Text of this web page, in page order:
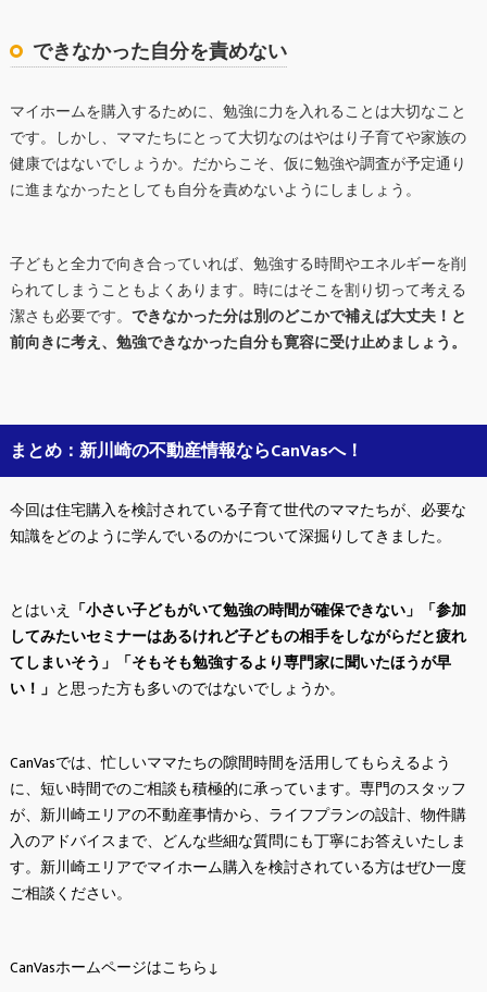
できなかった自分を責めない
マイホームを購入するために、勉強に力を入れることは大切なこと
です。しかし、ママたちにとって大切なのはやはり子育てや家族の
健康ではないでしょうか。だからこそ、仮に勉強や調査が予定通り
に進まなかったとしても自分を責めないようにしましょう。
子どもと全力で向き合っていれば、勉強する時間やエネルギーを削
られてしまうこともよくあります。時にはそこを割り切って考える
潔さも必要です。 できなかった分は別のどこかで補えば大丈夫！と
前向きに考え、勉強できなかった自分も寛容に受け止めましょう。
まとめ：新川崎の不動産情報ならCanVasへ！
今回は住宅購入を検討されている子育て世代のママたちが、必要な
知識をどのように学んでいるのかについて深掘りしてきました。
とはいえ 「小さい子どもがいて勉強の時間が確保できない」「参加
してみたいセミナーはあるけれど子どもの相手をしながらだと疲れ
てしまいそう」「そもそも勉強するより専門家に聞いたほうが早
い！」 と思った方も多いのではないでしょうか。
CanVasでは、忙しいママたちの隙間時間を活用してもらえるよう
に、短い時間でのご相談も積極的に承っています。専門のスタッフ
が、新川崎エリアの不動産事情から、ライフプランの設計、物件購
入のアドバイスまで、どんな些細な質問にも丁寧にお答えいたしま
す。新川崎エリアでマイホーム購入を検討されている方はぜひ一度
ご相談ください。
CanVasホームページはこちら↓